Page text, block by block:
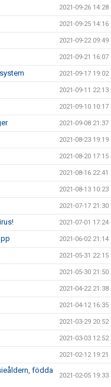
2021-09-26 14:28
2021-09-25 14:16
2021-09-22 09:49
2021-09-21 16:07
2021-09-17 19:02
2021-09-11 22:13
2021-09-10 10:17
2021-09-08 21:37
2021-08-23 19:19
2021-08-20 17:15
2021-08-16 22:41
2021-08-13 10:23
2021-07-17 21:30
2021-07-01 17:24
2021-06-02 21:14
2021-05-31 22:15
2021-05-30 21:50
2021-04-22 21:38
2021-04-12 16:35
2021-03-29 20:52
2021-03-03 12:52
2021-02-12 19:21
födda
2021-02-05 19:33